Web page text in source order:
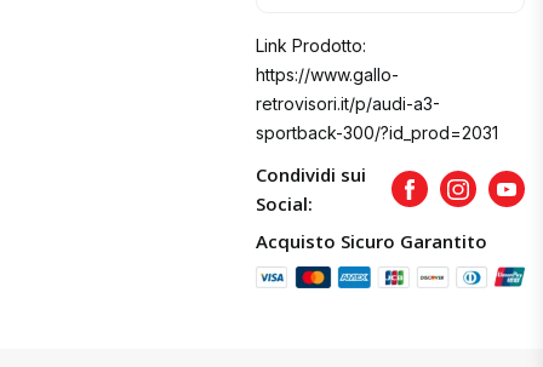
Link Prodotto:
https://www.gallo-
retrovisori.it/p/audi-a3-
sportback-300/?id_prod=2031
Condividi sui
Social:
FacebookInstagram
Acquisto Sicuro Garantito